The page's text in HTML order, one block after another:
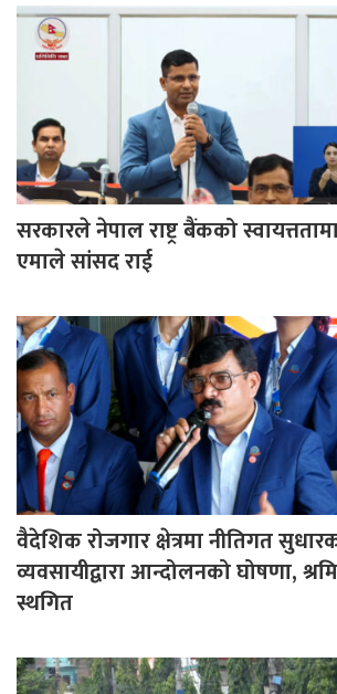
सरकारले नेपाल राष्ट्र बैंकको
एमाले सांसद राई
वैदेशिक रोजगार क्षेत्रमा नीतिगत
व्यवसायीद्वारा आन्दोलनको घोषणा,
स्थगित